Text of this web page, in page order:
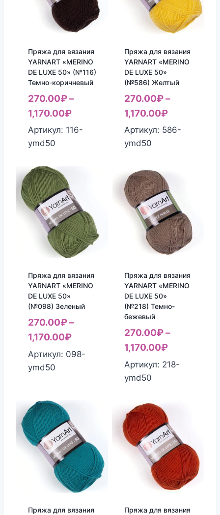
Пряжа для вязания
YARNART «MERINO
DE LUXE 50» (№116)
Темно-коричневый
270.00₽–
1,170.00₽
Артикул: 116-
ymd50
Пряжа для вязания
YARNART «MERINO
DE LUXE 50»
(№586) Желтый
270.00₽–
1,170.00₽
Артикул: 586-
ymd50
Пряжа для вязания
YARNART «MERINO
DE LUXE 50»
(№098) Зеленый
270.00₽–
1,170.00₽
Артикул: 098-
ymd50
Пряжа для вязания
YARNART «MERINO
DE LUXE 50»
(№218) Темно-
бежевый
270.00₽–
1,170.00₽
Артикул: 218-
ymd50
Пряжа для вязания
Пряжа для вязания